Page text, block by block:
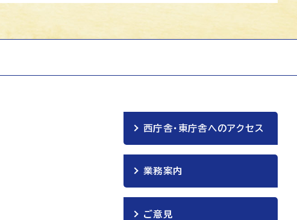
西庁舎・東庁舎へのアクセス
業務案内
ご意見